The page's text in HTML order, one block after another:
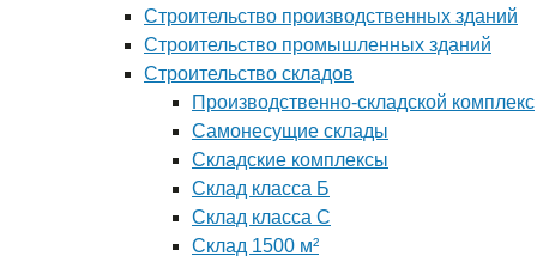
Строительство производственных зданий
Строительство промышленных зданий
Строительство складов
Производственно-складской комплекс
Самонесущие склады
Складские комплексы
Склад класса Б
Склад класса С
Склад 1500 м²